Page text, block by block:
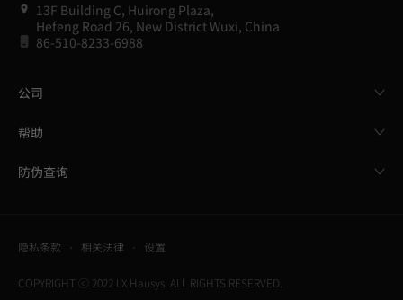
13F Building C, Huirong Plaza,
Hefeng Road 26, New District Wuxi, China
86-510-8233-6988
公司
帮助
防伪查询
隐私条款 相关法律 设置
COPYRIGHT ⓒ 2022 LX Hausys. ALL RIGHTS RESERVED.